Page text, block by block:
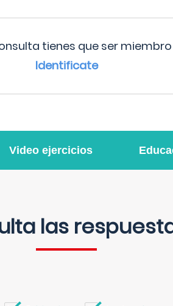
tienes que ser miembro
Identificate
Video ejercicios
las